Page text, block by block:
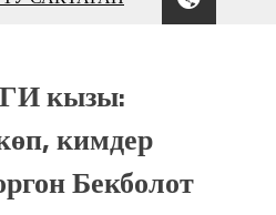
Park
шахмат
болуп
жана чоң
кызы:
кимдер
Бекболот